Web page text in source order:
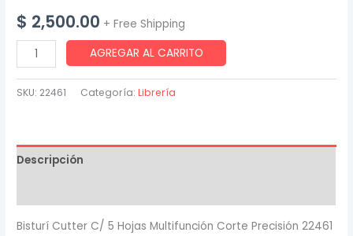
$ 2,500.00 + Free Shipping
Bisturí
Cutter
C/
Multifunción
Corte
22461
cantidad
AGREGAR AL CARRITO
SKU: 22461 Categoría:Librería
Descripción
Bisturí Cutter C/ 5 Hojas Multifunción Corte Precisión 22461